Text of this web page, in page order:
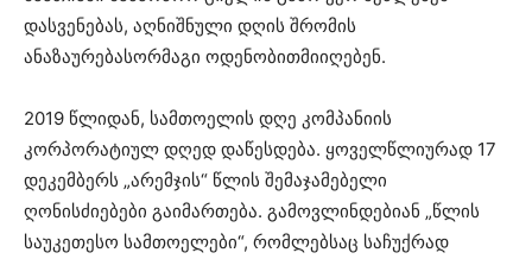
დასვენებას, აღნიშნული დღის შრომის
ანაზაურებასორმაგი ოდენობითმიიღებენ.
2019 წლიდან, სამთოელის დღე კომპანიის
კორპორატიულ დღედ დაწესდება. ყოველწლიურად 17
დეკემბერს „არემჯის“ წლის შემაჯამებელი
ღონისძიებები გაიმართება. გამოვლინდებიან „წლის
საუკეთესო სამთოელები“, რომლებსაც საჩუქრად